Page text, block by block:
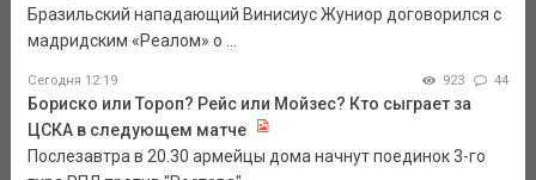
Бразильский нападающий Винисиус Жуниор договорился с
мадридским «Реалом» о ...
Сегодня 12:19 923 44
Бориско или Тороп? Рейс или Мойзес? Кто сыграет за
ЦСКА в следующем матче
Послезавтра в 20.30 армейцы дома начнут поединок 3-го